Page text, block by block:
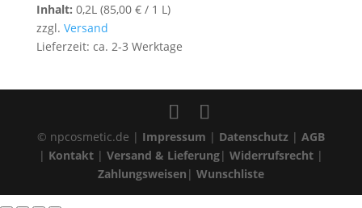
Inhalt: 0,2L (85,00 €/ 1 L)
zzgl. Versand
Lieferzeit: ca. 2-3 Werktage
© npcosmetic.de | Impressum | Datenschutz | AGB
| Kontakt| Versand & Lieferung| Widerrufsrecht|
Zahlungsweisen | Wunschliste